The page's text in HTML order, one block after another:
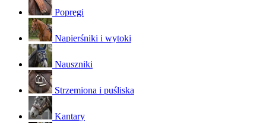
Popręgi
Napierśniki i wytoki
Nauszniki
Strzemiona i puśliska
Kantary